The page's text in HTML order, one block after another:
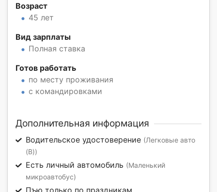
Возраст
45 лет
Вид зарплаты
Полная ставка
Готов работать
по месту проживания
с командировками
Дополнительная информация
Водительское удостоверение (Легковые авто
(B))
Есть личный автомобиль (Маленький
микроавтобус)
Пъю только по праздникам